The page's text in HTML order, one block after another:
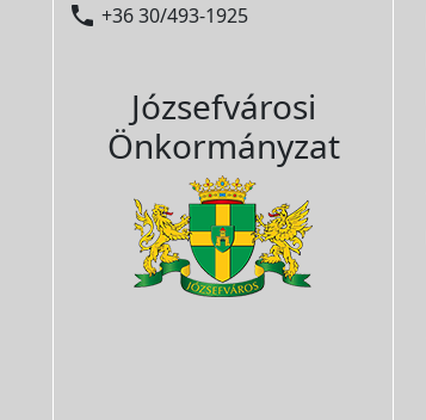
 +36 30/493-1925
Józsefvárosi
Önkormányzat